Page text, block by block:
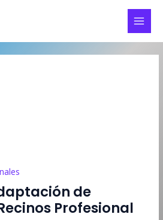
de
Profesional